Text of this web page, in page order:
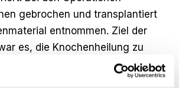
gebrochen und transplantiert
entnommen. Ziel der
es, die Knochenheilung zu
erinnert sich an
den "Kaninchen" wie folgt: